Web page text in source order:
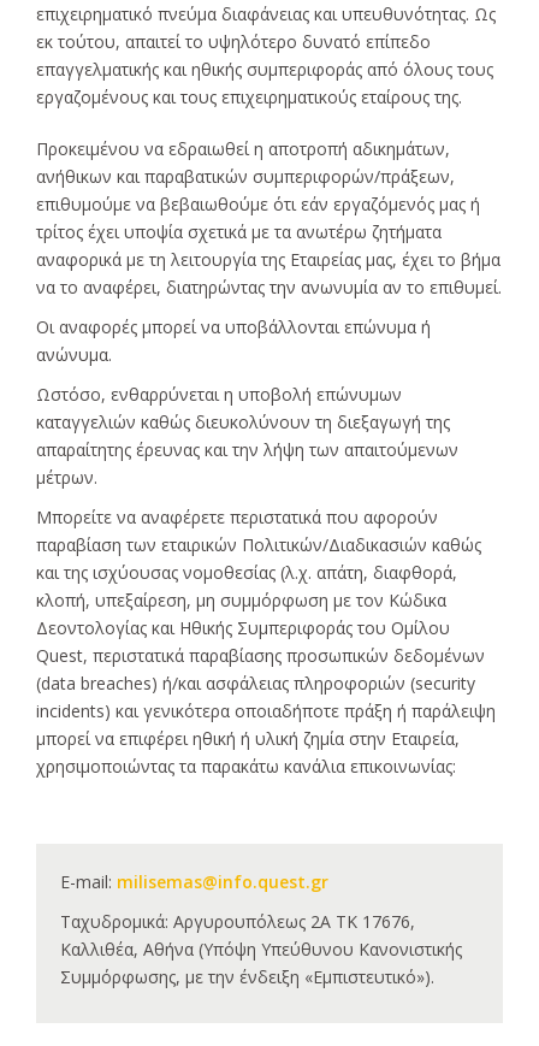
επιχειρηματικό πνεύμα διαφάνειας και υπευθυνότητας. Ως
εκ τούτου, απαιτεί το υψηλότερο δυνατό επίπεδο
επαγγελματικής και ηθικής συμπεριφοράς από όλους τους
εργαζομένους και τους επιχειρηματικούς εταίρους της.
Προκειμένου να εδραιωθεί η αποτροπή αδικημάτων,
ανήθικων και παραβατικών συμπεριφορών/πράξεων,
επιθυμούμε να βεβαιωθούμε ότι εάν εργαζόμενός μας ή
τρίτος έχει υποψία σχετικά με τα ανωτέρω ζητήματα
αναφορικά με τη λειτουργία της Εταιρείας μας, έχει το βήμα
να το αναφέρει, διατηρώντας την ανωνυμία αν το επιθυμεί.
Οι αναφορές μπορεί να υποβάλλονται επώνυμα ή
ανώνυμα.
Ωστόσο, ενθαρρύνεται η υποβολή επώνυμων
καταγγελιών καθώς διευκολύνουν τη διεξαγωγή της
απαραίτητης έρευνας και την λήψη των απαιτούμενων
μέτρων.
Μπορείτε να αναφέρετε περιστατικά που αφορούν
παραβίαση των εταιρικών Πολιτικών/Διαδικασιών καθώς
και της ισχύουσας νομοθεσίας (λ.χ. απάτη, διαφθορά,
κλοπή, υπεξαίρεση, μη συμμόρφωση με τον Κώδικα
Δεοντολογίας και Ηθικής Συμπεριφοράς του Ομίλου
Quest, περιστατικά παραβίασης προσωπικών δεδομένων
(data breaches) ή/και ασφάλειας πληροφοριών (security
incidents) και γενικότερα οποιαδήποτε πράξη ή παράλειψη
μπορεί να επιφέρει ηθική ή υλική ζημία στην Εταιρεία,
χρησιμοποιώντας τα παρακάτω κανάλια επικοινωνίας:
E-mail: milisemas@info.quest.gr
Ταχυδρομικά: Αργυρουπόλεως 2Α ΤΚ 17676,
Καλλιθέα, Αθήνα (Υπόψη Υπεύθυνου Κανονιστικής
Συμμόρφωσης, με την ένδειξη «Εμπιστευτικό»).